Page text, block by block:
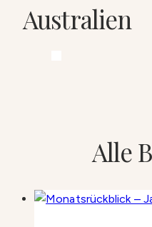
Australien
Alle